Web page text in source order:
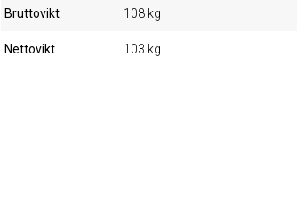
Bruttovikt 108 kg
Nettovikt 103 kg